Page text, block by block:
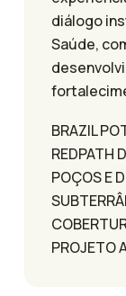
diálogo
Saúde,
BRAZIL
REDPATH
POÇOS E
PROJETO